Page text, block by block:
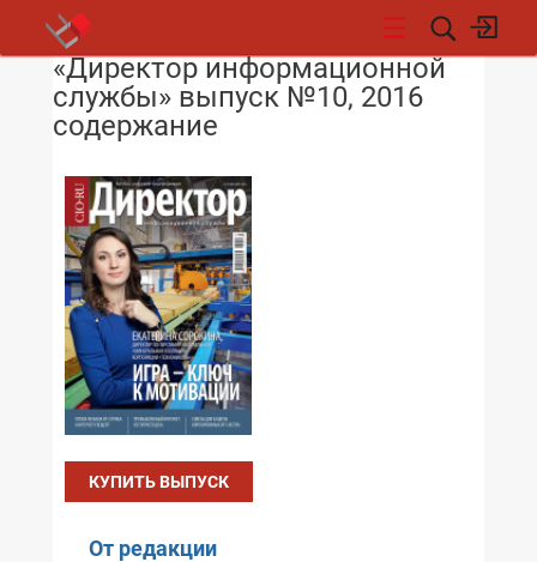
НОВОСТИ
«Директор информационной
службы» выпуск №10, 2016
содержание
КУПИТЬ ВЫПУСК
От редакции